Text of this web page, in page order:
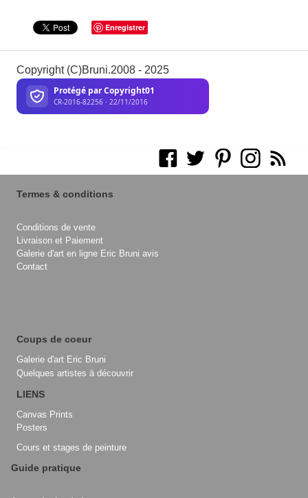
Enregistrer
Copyright (C)Bruni.2008 - 2025
Termes & conditions
Conditions de vente
Livraison et Paiement
Galerie d'art en ligne Eric Bruni avis
Contact
Coups de coeur
Galerie d'art Eric Bruni
Quelques artistes à découvrir
LIENS
Canvas Prints
Posters
Cours et stages de peinture
Guide pratique